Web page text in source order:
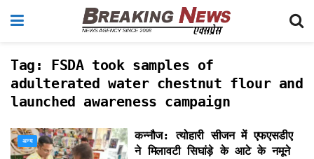
Tag: FSDA took samples of
adulterated water chestnut flour and
launched awareness campaign
अन्य
कन्नौज: त्योहारी सीजन में एफएसडीए
ने मिलावटी सिघांड़े के आटे के नमूने